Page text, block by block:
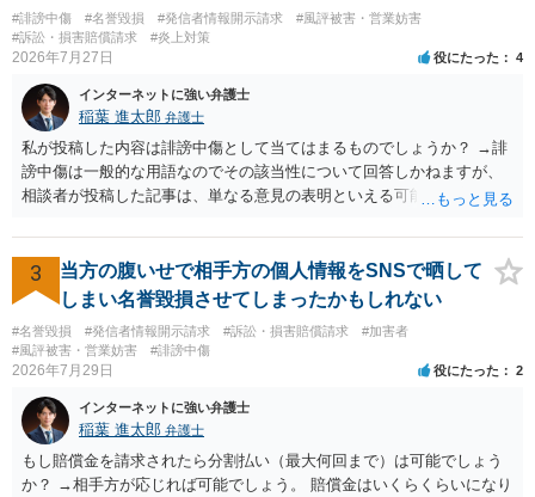
#誹謗中傷 #名誉毀損 #発信者情報開示請求
#風評被害・営業妨害
#訴訟・損害賠償請求
#炎上対策
2026年7月27日 役にたった 4
インターネットに強い弁護士
稲葉 進太郎 弁護士
私が投稿した内容は誹謗中傷として当てはまるものでしょうか？ →誹
謗中傷は一般的な用語なのでその該当性について回答しかねますが、
相談者が投稿した記事は、単なる意見の表明といえる可能性が高く、
て、開示請求が認められたり、民事裁判や刑事裁判に発展しうるもの
でしょうか？ →権利侵害や、名誉毀損・侮辱に該当する可能性が低い
ため、民事裁判や刑事裁判に発展することはあまり考えられないよう
に思われます。
3
当方の腹いせで相手方の個人情報をSNSで晒して
しまい名誉毀損させてしまったかもしれない
#名誉毀損 #発信者情報開示請求 #訴訟・損害賠償請求
#加害者
#風評被害・営業妨害
#誹謗中傷
2026年7月29日 役にたった 2
インターネットに強い弁護士
稲葉 進太郎 弁護士
もし賠償金を請求されたら分割払い（最大何回まで）は可能でしょう
か？ →相手方が応じれば可能でしょう。 賠償金はいくらくらいになり